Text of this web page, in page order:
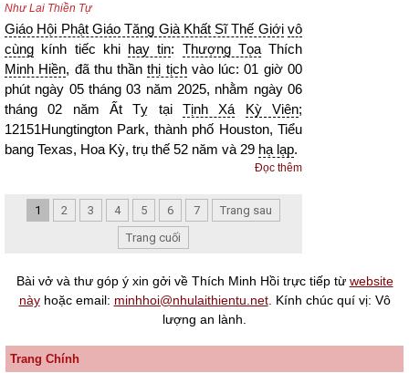
Như Lai Thiền Tự
Giáo Hội Phật Giáo Tăng Già Khất Sĩ Thế Giới vô
cùng kính tiếc khi hay tin: Thượng TọaThích
Minh Hiền, đã thu thầnthị tịchvào lúc: 01 giờ 00
phút ngày 05 tháng 03 năm 2025, nhằm ngày 06
tháng 02 năm Ất Tỵ tại Tịnh Xá Kỳ Viên;
12151Hungtington Park, thành phố Houston, Tiểu
bang Texas, Hoa Kỳ, trụ thế 52 năm và 29 hạ lạp.
Đọc thêm
1 2 3 4 5 6 7
Trang sau
Trang cuối
Bài vở và thư góp ý xin gởi về Thích Minh Hồi trực tiếp từ website
nàyhoặc email: minhhoi@nhulaithientu.net. Kính chúc quí vị: Vô
lượng an lành.
Trang Chính